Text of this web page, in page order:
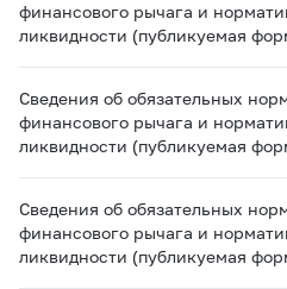
финансового рычага и
ликвидности (публикуемая
Сведения об обязательных
финансового рычага и
ликвидности (публикуемая
Сведения об обязательных
финансового рычага и
ликвидности (публикуемая